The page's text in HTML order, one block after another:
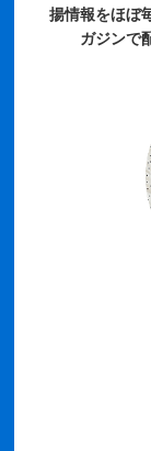
揚情報をほぼ
ガジンで